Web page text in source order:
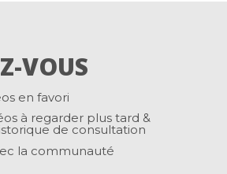
VOUS
en favori
à regarder plus tard &
de consultation
la communauté